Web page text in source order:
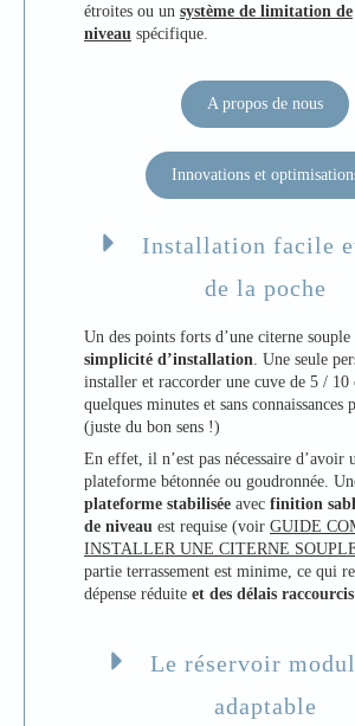
étroites ou un système de limitation de
niveau spécifique.
A propos de nous
Innovations et
Installation facile
de la poche
Un des points forts d’une citerne souple
simplicité d’installation . Une seule
installer et raccorder une cuve de 5 / 10
quelques minutes et sans connaissances
(juste du bon sens !)
En effet, il n’est pas nécessaire d’avoir
plateforme bétonnée ou goudronnée.
plateforme stabilisée avec finition
de niveau est requise (voir GUIDE
INSTALLER UNE CITERNE
partie terrassement est minime, ce qui
dépense réduite et des délais raccourcis
Le réservoir
adaptable